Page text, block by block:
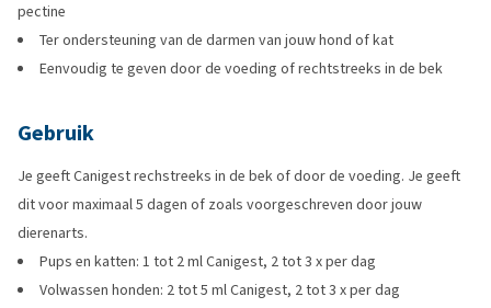
pectine
Ter ondersteuning van de darmen van jouw hond of kat
Eenvoudig te geven door de voeding of rechtstreeks in de bek
Gebruik
Je geeft Canigest rechstreeks in de bek of door de voeding. Je geeft
dit voor maximaal 5 dagen of zoals voorgeschreven door jouw
dierenarts.
Pups en katten: 1 tot 2 ml Canigest, 2 tot 3 x per dag
Volwassen honden: 2 tot 5 ml Canigest, 2 tot 3 x per dag